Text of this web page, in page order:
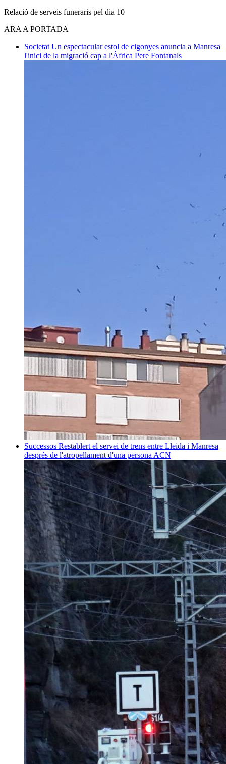
Relació de serveis funeraris pel dia 10
ARA A PORTADA
Societat Un espectacular estol de cigonyes anuncia a Manresa
l'inici de la migració cap a l'Àfrica Pere Fontanals
Successos Restablert el servei de trens entre Lleida i Manresa
després de l'atropellament d'una persona ACN